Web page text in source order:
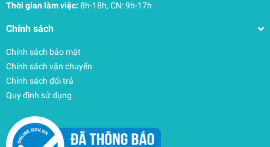
Thời gian làm việc: 8h-18h, CN: 9h-17h
Chính sách
Chính sách bảo mật
Chính sách vận chuyển
Chính sách đổi trả
Quy định sử dụng